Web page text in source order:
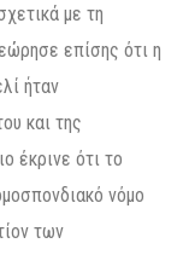
με τη
επίσης ότι η
ήταν
και της
έκρινε ότι το
νόμο
των